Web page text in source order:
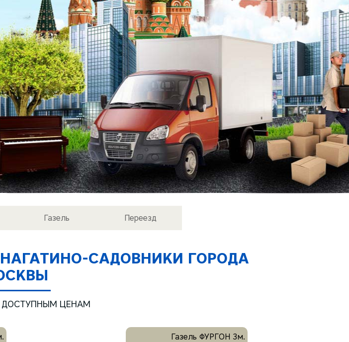
Газель Переезд
САДОВНИКИ ГОРОДА
ДОСТУПНЫМ ЦЕНАМ
Газель ФУРГОН 3м.